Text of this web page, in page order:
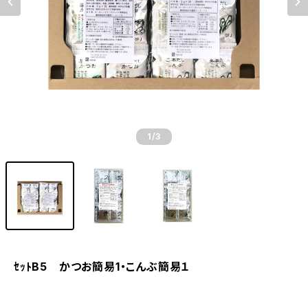
1 /3
ｾｯﾄB5 かつお簡易1・こんぶ簡易１